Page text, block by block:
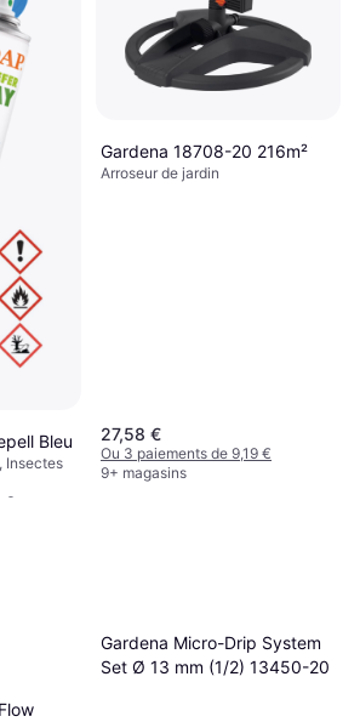
Bleu
Insectes
€
Gardena 18708-20 216m²
Arroseur de jardin
27,58 €
Ou 3 paiements de 9,19 €
9+ magasins
Gardena Micro-Drip System
Set Ø 13 mm (1/2) 13450-20